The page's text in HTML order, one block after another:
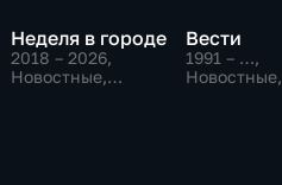
Неделя в городе
2018 – 2026,
Новостные,
Вести
1991 – …,
Новостные,